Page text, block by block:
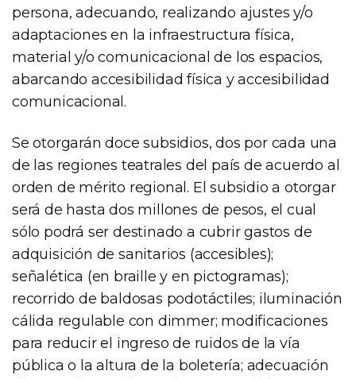
persona, adecuando, realizando ajustes y/o
adaptaciones en la infraestructura física,
material y/o comunicacional de los espacios,
abarcando accesibilidad física y accesibilidad
comunicacional.
Se otorgarán doce subsidios, dos por cada una
de las regiones teatrales del país de acuerdo al
orden de mérito regional. El subsidio a otorgar
será de hasta dos millones de pesos, el cual
sólo podrá ser destinado a cubrir gastos de
adquisición de sanitarios (accesibles);
señalética (en braille y en pictogramas);
recorrido de baldosas podotáctiles; iluminación
cálida regulable con dimmer; modificaciones
para reducir el ingreso de ruidos de la vía
pública o la altura de la boletería; adecuación